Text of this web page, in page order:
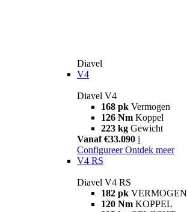
Diavel
V4
Diavel V4
168 pk Vermogen
126 Nm Koppel
223 kg Gewicht
Vanaf €33.090 i
Configureer Ontdek meer
V4 RS
Diavel V4 RS
182 pk VERMOGEN
120 Nm KOPPEL